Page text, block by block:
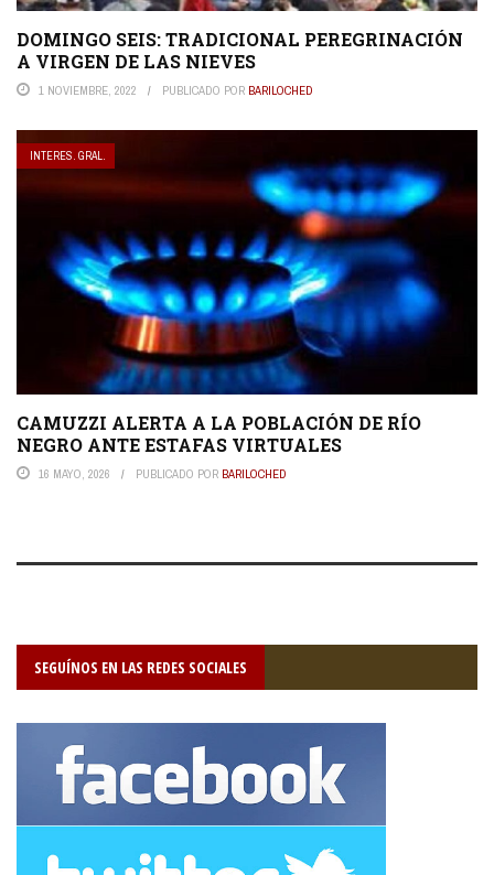
DOMINGO SEIS: TRADICIONAL PEREGRINACIÓN
A VIRGEN DE LAS NIEVES
1 NOVIEMBRE, 2022 PUBLICADO POR BARILOCHED
INTERES. GRAL.
CAMUZZI ALERTA A LA POBLACIÓN DE RÍO
NEGRO ANTE ESTAFAS VIRTUALES
16 MAYO, 2026 PUBLICADO POR BARILOCHED
SEGUÍNOS EN LAS REDES SOCIALES